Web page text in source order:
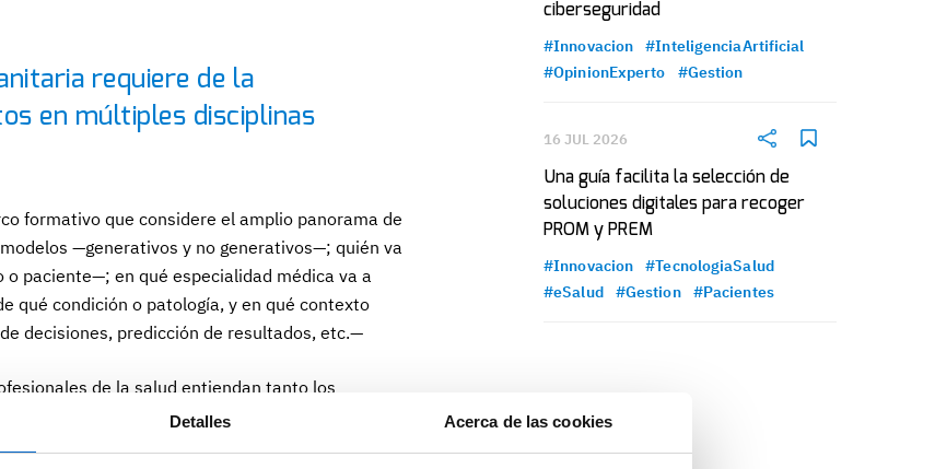
Detalles Acerca de las cookies
requiere de la
en múltiples disciplinas
formativo que considere el amplio panorama de
—generativos y no generativos—; quién va
paciente—; en qué especialidad médica va a
qué condición o patología, y en qué contexto
decisiones, predicción de resultados, etc.—
de la salud entiendan tanto los
de IA, así como el distinto grado de
ciberseguridad
#Innovacion
#InteligenciaArtificial
#OpinionExperto
#Gestion
16 JUL 2026
Una guía facilita la selección de
soluciones digitales para recoger
PROM y PREM
#Innovacion
#TecnologiaSalud
#eSalud
#Gestion #Pacientes